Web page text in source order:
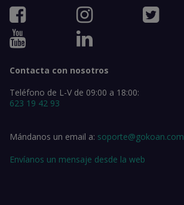
Contacta con nosotros
Teléfono de L-V de 09:00 a 18:00:
623 19 42 93
Mándanos un email a: soporte@gokoan.com
Envíanos un mensaje desde la web